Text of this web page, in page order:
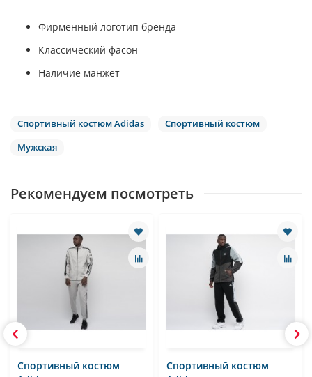
Фирменный логотип бренда
Классический фасон
Наличие манжет
Спортивный костюм Adidas
Спортивный костюм
Мужская
Рекомендуем посмотреть
Спортивный костюм
Спортивный костюм